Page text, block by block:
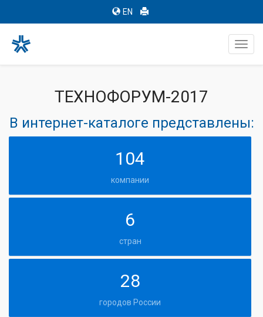
EN
ТЕХНОФОРУМ-2017
В интернет-каталоге представлены:
104
компании
6
стран
28
городов России